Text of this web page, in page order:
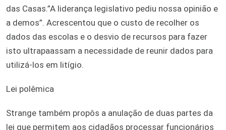
das Casas.”A liderança legislativo pediu nossa opinião e
a demos”. Acrescentou que o custo de recolher os
dados das escolas e o desvio de recursos para fazer
isto ultrapaassam a necessidade de reunir dados para
utilizá-los em litígio.
Lei polêmica
Strange também propôs a anulação de duas partes da
lei que permitem aos cidadãos processar funcionários